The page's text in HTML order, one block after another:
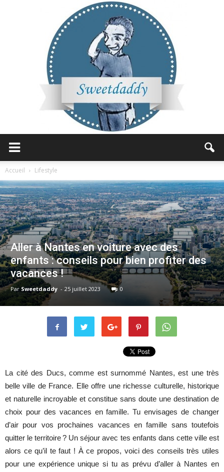
Accueil Lifestyle
Aller à Nantes en voiture avec des
enfants : conseils pour bien profiter des
vacances !
Par Sweetdaddy - 25 juillet 2023 0
La cité des Ducs, comme est surnommé Nantes, est une très
belle ville de France. Elle offre une richesse culturelle, historique
et naturelle incroyable et constitue sans doute une destination de
choix pour des vacances en famille. Tu envisages de changer
d’air pour vos prochaines vacances en famille sans toutefois
quitter le territoire ? Un séjour avec tes enfants dans cette ville est
alors ce qu’il te faut ! À ce propos, voici des conseils très utiles
pour une expérience unique si tu as prévu d’aller à Nantes en